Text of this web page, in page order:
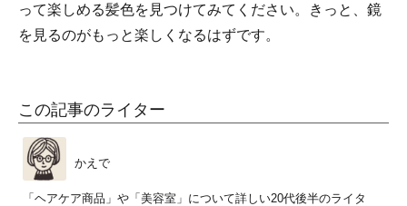
って楽しめる髪色を見つけてみてください。きっと、鏡
を見るのがもっと楽しくなるはずです。
この記事のライター
かえで
「ヘアケア商品」や「美容室」について詳しい20代後半のライタ